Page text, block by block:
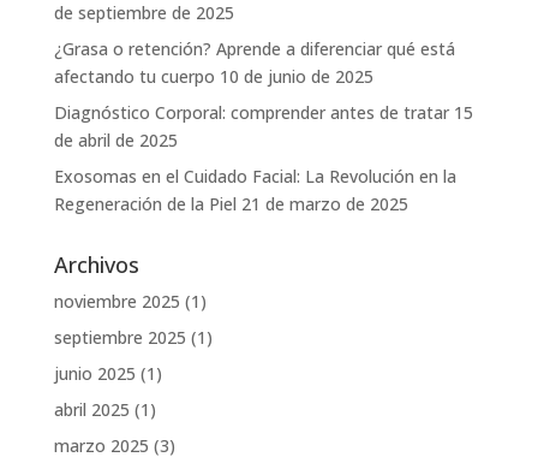
de septiembre de 2025
¿Grasa o retención? Aprende a diferenciar qué está
afectando tu cuerpo 10 de junio de 2025
Diagnóstico Corporal: comprender antes de tratar 15
de abril de 2025
Exosomas en el Cuidado Facial: La Revolución en la
Regeneración de la Piel 21 de marzo de 2025
Archivos
noviembre 2025 (1)
septiembre 2025 (1)
junio 2025 (1)
abril 2025 (1)
marzo 2025 (3)